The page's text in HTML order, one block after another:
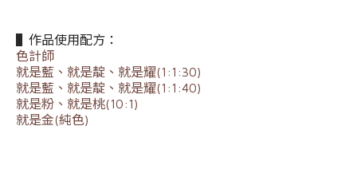
▌作品使用配方：
色計師
就是藍、就是靛、就是耀(1:1:30)
就是藍、就是靛、就是耀(1:1:40)
就是粉、就是桃(10:1)
就是金(純色)